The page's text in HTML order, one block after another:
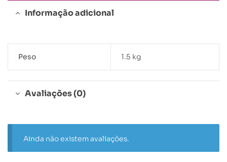
Informação adicional
Peso 1.5 kg
Avaliações (0)
Ainda não existem avaliações.